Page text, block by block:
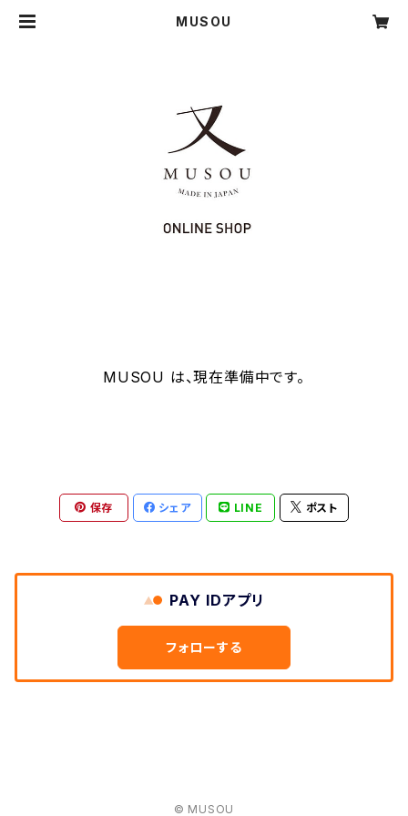
MUSOU
MUSOU は、現在準備中です。
保存 シェア LINE ポスト
PAY IDアプリ
フォローする
© MUSOU